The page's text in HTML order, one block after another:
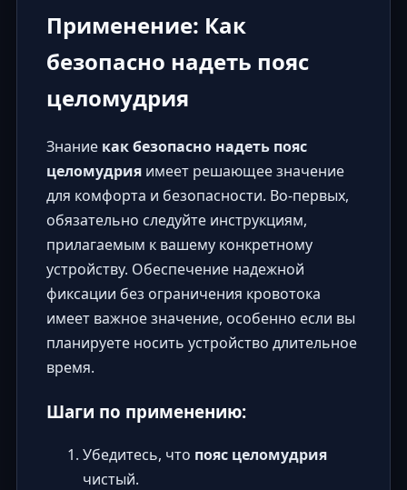
Применение: Как
безопасно надеть пояс
целомудрия
Знание как безопасно надеть пояс
целомудрияимеет решающее значение
для комфорта и безопасности. Во-первых,
обязательно следуйте инструкциям,
прилагаемым к вашему конкретному
устройству. Обеспечение надежной
фиксации без ограничения кровотока
имеет важное значение, особенно если вы
планируете носить устройство длительное
время.
Шаги по применению:
Убедитесь, что пояс целомудрия
чистый.